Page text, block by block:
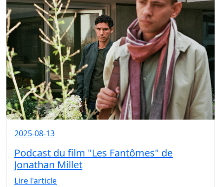
2025-08-13
Podcast du film "Les Fantômes" de
Jonathan Millet
Lire l'article